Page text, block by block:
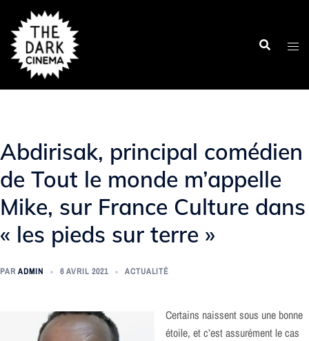
contenu
Abdirisak, principal comédien
de Tout le monde m’appelle
Mike, sur France Culture dans
« les pieds sur terre »
PARADMIN 6 AVRIL 2021 ACTUALITÉ
Certains naissent sous une bonne
étoile, et c’est assurément le cas